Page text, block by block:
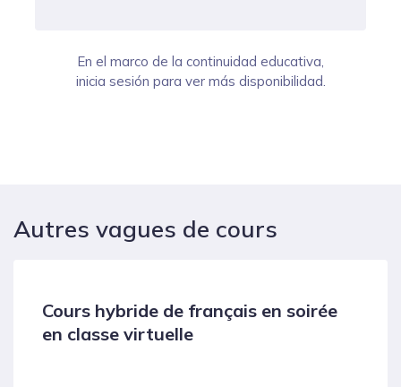
En el marco de la continuidad educativa,
inicia sesión para ver más disponibilidad.
Autres vagues de cours
Cours hybride de français en soirée
en classe virtuelle